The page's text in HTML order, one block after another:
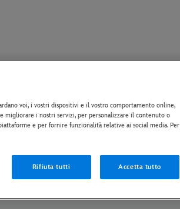
The Walt Disney Company
Tutti i Diritti Riservati.
voi, i vostri dispositivi e il vostro comportamento online,
migliorare i nostri servizi, per personalizzare il contenuto o
e per fornire funzionalità relative ai social media. Per
Rifiuta tutti Accetta tutto